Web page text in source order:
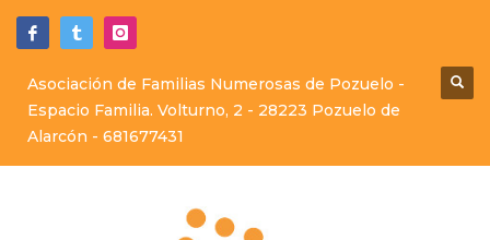
Asociación de Familias Numerosas de Pozuelo -
Espacio Familia. Volturno, 2 - 28223 Pozuelo de
Alarcón - 681677431